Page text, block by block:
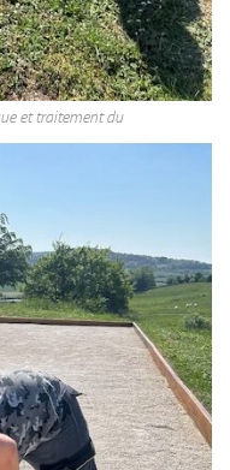
et traitement du